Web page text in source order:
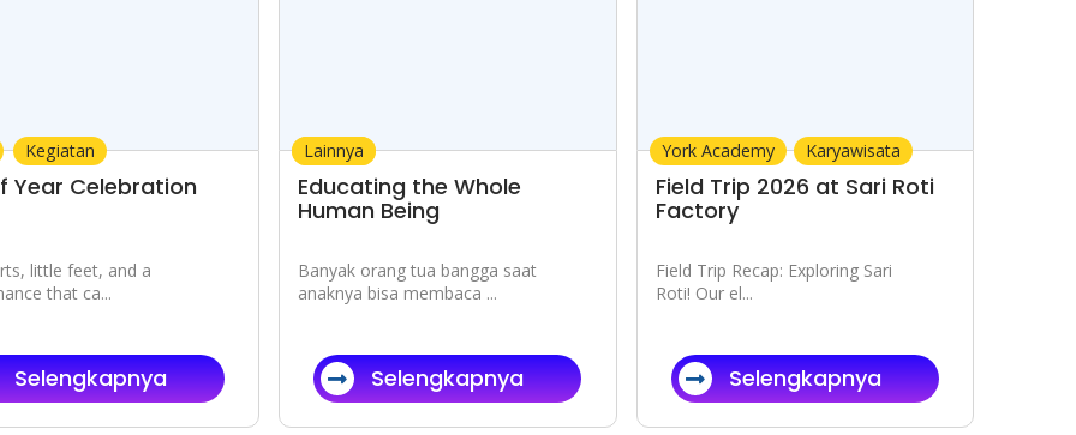
Kegiatan
Year Celebration
little feet, and a
that ca...
Selengkapnya
Edukasi
Lainnya
Educating the Whole
Human Being
Banyak orang tua bangga saat
anaknya bisa membaca ...
Selengkapnya
York Academy Karyawisata
Field Trip 2026 at Sari Roti
Factory
Field Trip Recap: Exploring Sari
Roti! Our el...
Selengkapnya